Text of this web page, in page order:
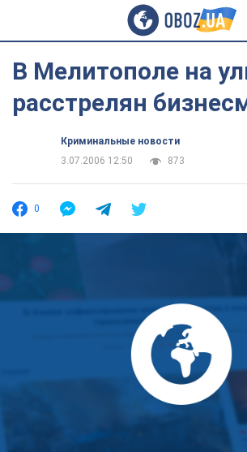
В Мелитополе на
расстрелян
Криминальные новости
3.07.2006 12:50
873
0